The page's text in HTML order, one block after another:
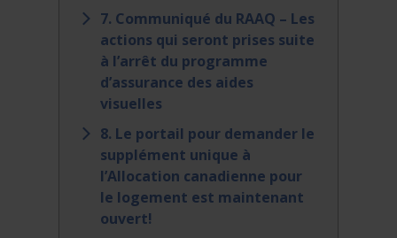
7. Communiqué du RAAQ – Les
actions qui seront prises suite
à l’arrêt du programme
d’assurance des aides
visuelles
8. Le portail pour demander le
supplément unique à
l’Allocation canadienne pour
le logement est maintenant
ouvert!